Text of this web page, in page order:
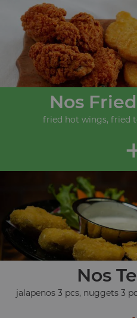
Nos
fried hot wings, fried
Nos
jalapenos 3 pcs, nuggets 3